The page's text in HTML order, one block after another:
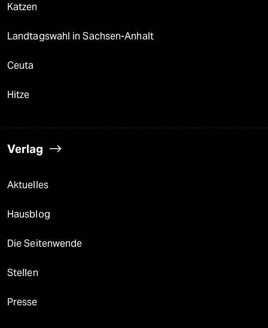
Katzen
Landtagswahl in Sachsen-Anhalt
Ceuta
Hitze
Verlag
Aktuelles
Hausblog
Die Seitenwende
Stellen
Presse